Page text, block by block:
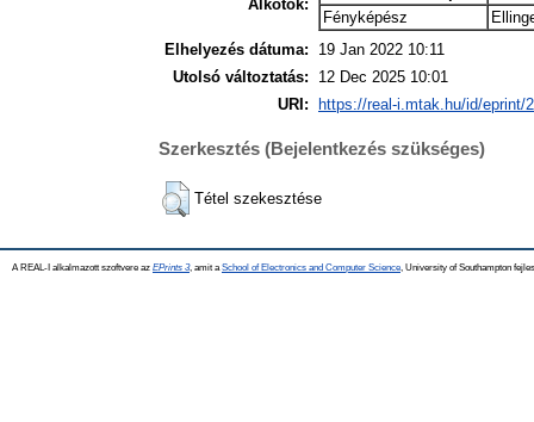
Alkotók:
Fényképész
Elhelyezés dátuma:
19 Jan 2022 10:11
Utolsó változtatás:
12 Dec 2025 10:01
URI:
https://real-i.mtak.hu/id/eprint/
Szerkesztés (Bejelentkezés szükséges)
Tétel szekesztése
A REAL-I alkalmazott szoftvere az EPrints 3, amit a School of Electronics and Computer Science , University of Southampton